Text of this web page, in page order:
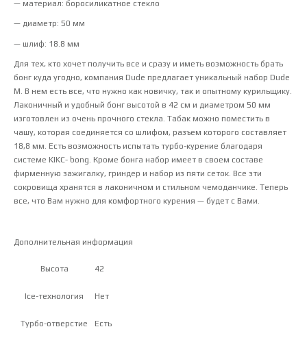
— материал: боросиликатное стекло
— диаметр: 50 мм
— шлиф: 18.8 мм
Для тех, кто хочет получить все и сразу и иметь возможность брать
бонг куда угодно, компания Dude предлагает уникальный набор Dude
M. В нем есть все, что нужно как новичку, так и опытному курильщику.
Лаконичный и удобный бонг высотой в 42 см и диаметром 50 мм
изготовлен из очень прочного стекла. Табак можно поместить в
чашу, которая соединяется со шлифом, разъем которого составляет
18,8 мм. Есть возможность испытать турбо-курение благодаря
системе KIKC- bong. Кроме бонга набор имеет в своем составе
фирменную зажигалку, гриндер и набор из пяти сеток. Все эти
сокровища хранятся в лаконичном и стильном чемоданчике. Теперь
все, что Вам нужно для комфортного курения — будет с Вами.
Дополнительная информация
Высота 42
Ice-технология Нет
Турбо-отверстие Есть